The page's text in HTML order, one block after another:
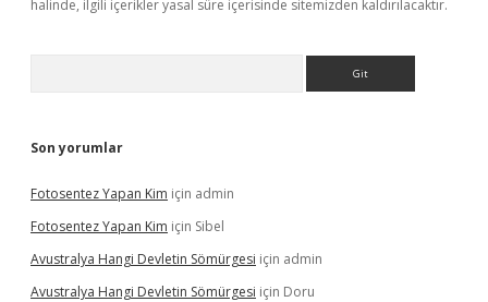
halinde, ilgili içerikler yasal süre içerisinde sitemizden kaldırılacaktır.
Son yorumlar
Fotosentez Yapan Kim için admin
Fotosentez Yapan Kim için Sibel
Avustralya Hangi Devletin Sömürgesi için admin
Avustralya Hangi Devletin Sömürgesi için Doru